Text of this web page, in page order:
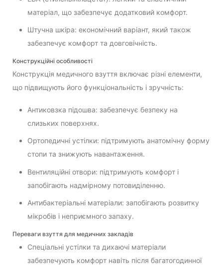
матеріал, що забезпечує додатковий комфорт.
Штучна шкіра: економічний варіант, який також
забезпечує комфорт та довговічність.
Конструкційні особливості
Конструкція медичного взуття включає різні елементи,
що підвищують його функціональність і зручність:
Антиковзка підошва: забезпечує безпеку на
слизьких поверхнях.
Ортопедичні устілки: підтримують анатомічну форму
стопи та знижують навантаження.
Вентиляційні отвори: підтримують комфорт і
запобігають надмірному потовиділенню.
Антибактеріальні матеріали: запобігають розвитку
мікробів і неприємного запаху.
Переваги взуття для медичних закладів
Спеціальні устілки та дихаючі матеріали
забезпечують комфорт навіть після багатогодинної